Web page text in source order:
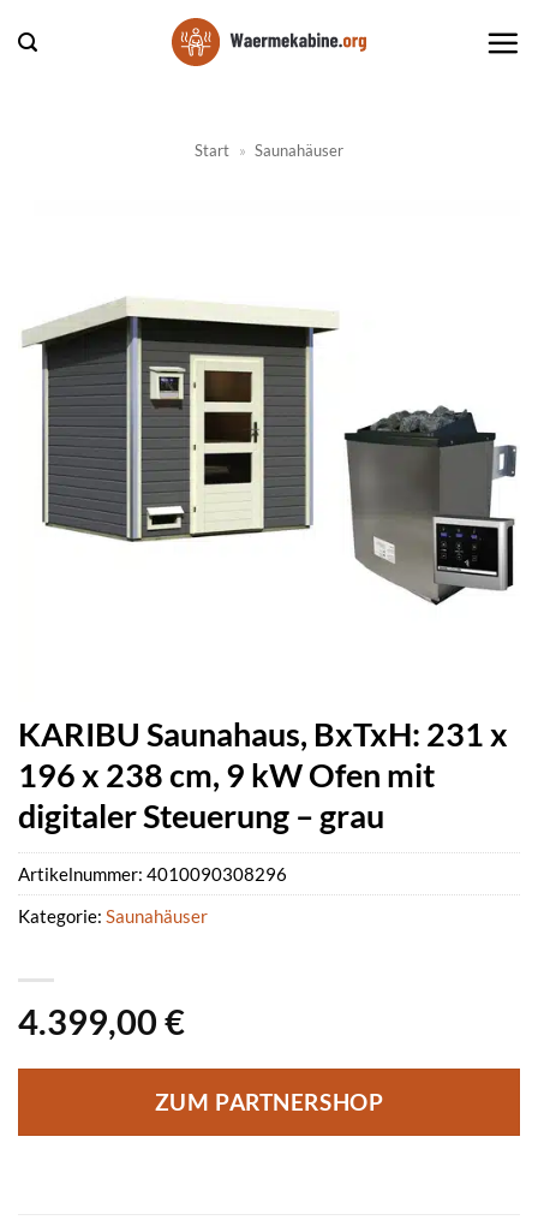
Inhalt
Start » Saunahäuser
KARIBU Saunahaus, BxTxH: 231 x
196 x 238 cm, 9 kW Ofen mit
digitaler Steuerung – grau
4.399,00 €
ZUM PARTNERSHOP
Artikelnummer: 4010090308296
Kategorie: Saunahäuser